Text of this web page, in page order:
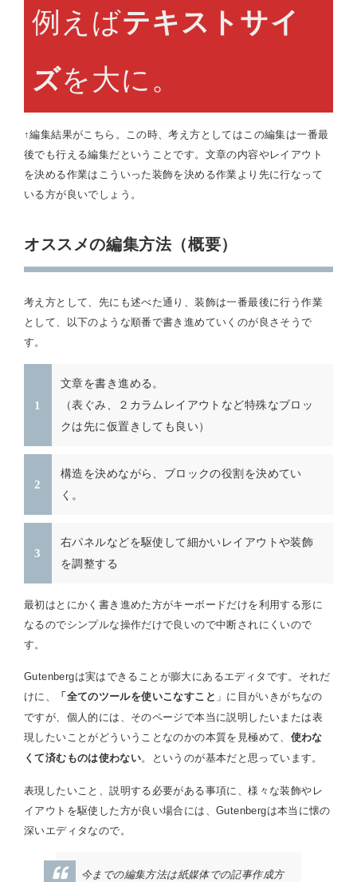
例えばテキストサイ
ズを大に。
↑編集結果がこちら。この時、考え方としてはこの編集は一番最
後でも行える編集だということです。文章の内容やレイアウト
を決める作業はこういった装飾を決める作業より先に行なって
いる方が良いでしょう。
オススメの編集方法（概要）
考え方として、先にも述べた通り、装飾は一番最後に行う作業
として、以下のような順番で書き進めていくのが良さそうで
す。
文章を書き進める。
（表ぐみ、２カラムレイアウトなど特殊なブロッ
クは先に仮置きしても良い）
構造を決めながら、ブロックの役割を決めてい
く。
右パネルなどを駆使して細かいレイアウトや装飾
を調整する
最初はとにかく書き進めた方がキーボードだけを利用する形に
なるのでシンプルな操作だけで良いので中断されにくいので
す。
Gutenbergは実はできることが膨大にあるエディタです。それだ
けに、
「全てのツールを使いこなすこと 」に目がいきがちなの
ですが、個人的には、そのページで本当に説明したいまたは表
現したいことがどういうことなのかの本質を見極めて、 使わな
くて済むものは使わない。というのが基本だと思っています。
表現したいこと、説明する必要がある事項に、様々な装飾やレ
イアウトを駆使した方が良い場合には、Gutenbergは本当に懐の
深いエディタなので。
今までの編集方法は紙媒体での記事作成方